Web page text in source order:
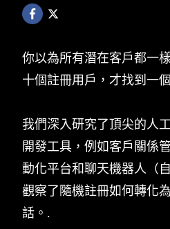
你以為所有潛在客戶都一
十個註冊用戶，才找到一
我們深入研究了頂尖的人
開發工具，例如客戶關係
動化平台和聊天機器人（
觀察了隨機註冊如何轉化
話。.